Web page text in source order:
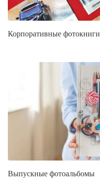
Корпоративные фотокниги
Выпускные фотоальбомы